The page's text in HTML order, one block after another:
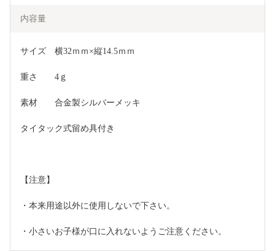
内容量
サイズ　横32ｍｍ×縦14.5ｍｍ
重さ　　4ｇ
素材　　合金製シルバーメッキ
タイタック式留め具付き
【注意】
・本来用途以外に使用しないで下さい。
・小さいお子様が口に入れないようご注意ください。